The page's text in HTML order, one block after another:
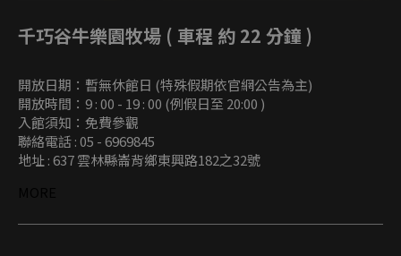
千巧谷牛樂園牧場 ( 車程 約 22 分鐘 )
開放日期：暫無休館日 (特殊假期依官網公告為主)
開放時間：9 : 00 - 19 : 00 (例假日至 20:00 )
入館須知：免費參觀
聯絡電話 : 05 - 6969845
地址 : 637 雲林縣崙背鄉東興路182之32號